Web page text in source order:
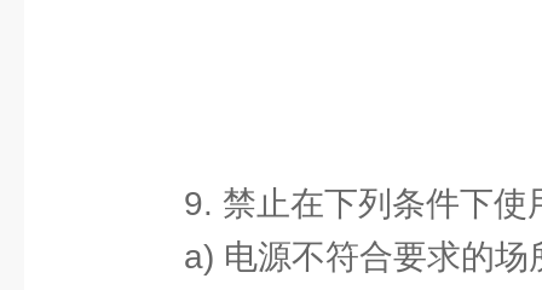
9. 禁止在下列条件下使
a) 电源不符合要求的场